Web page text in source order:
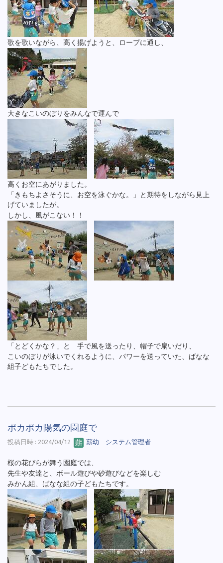
歌を歌いながら、高く揚げようと、ロープに通し、
大きなこいのぼりをみんなで運んで
高くお空にあがりました。
「きもちよさそうに、お空を泳ぐかな。」と期待をしながら見上
げていましたが。
しかし、風がこない！！
「とどくかな？」と 手で風を送ったり、帽子で扇いだり、
こいのぼりが泳いでくれるように、パワーを送っていた、ばなな
組子どもたちでした。
ポカポカ陽気の園庭で
投稿日時 : 2024/04/12 薪幼 システム管理者
桜の花びらが舞う園庭では、
先生や友達と、ボール遊びや砂遊びなどを楽しむ
みかん組、ばなな組の子どもたちです。